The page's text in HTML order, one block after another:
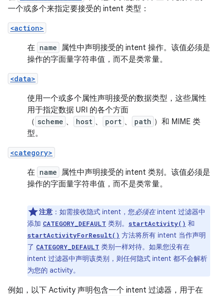
一个或多个来指定要接受的 intent 类型：
<action>
在 name
属性中声明接受的 intent 操作。该值必须是
操作的字面量字符串值，而不是类常量。
<data>
使用一个或多个属性声明接受的数据类型，这些属性
用于指定数据 URI 的各个方面
（ scheme 、 host 、 port 、 path ）和 MIME 类
型。
<category>
在 name
属性中声明接受的 intent 类别。该值必须是
操作的字面量字符串值，而不是类常量。
注意 ：如需接收隐式 intent，您必须在intent 过滤器中
添加 CATEGORY_DEFAULT 类别。 startActivity() 和
startActivityForResult() 方法将所有 intent 当作声明
了 CATEGORY_DEFAULT 类别一样对待。如果您没有在
intent 过滤器中声明该类别，则任何隐式 intent 都不会解析
为您的 activity。
例如，以下 Activity 声明包含一个 intent 过滤器，用于在